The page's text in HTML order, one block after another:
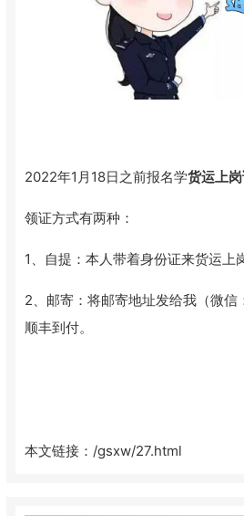
2022年1月18日之前报名学货运上
领证方式有两种：
1、自提：本人带着身份证来货运上
2、邮寄：将邮寄地址发给我（微
顺丰到付。
本文链接： /gsxw/27.html